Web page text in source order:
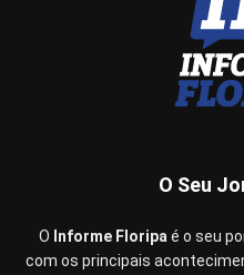
O Seu
O Informe Floripaé o seu
com os principais